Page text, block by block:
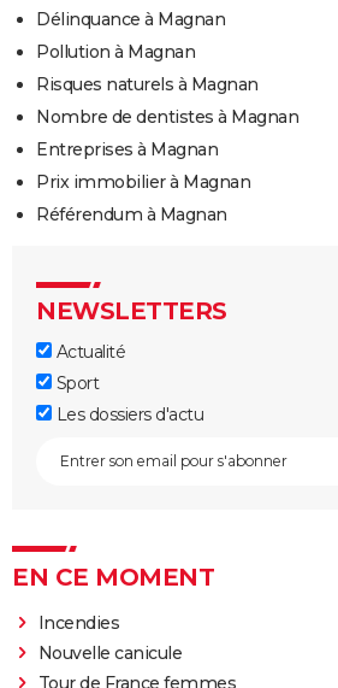
Délinquance à Magnan
Pollution à Magnan
Risques naturels à Magnan
Nombre de dentistes à Magnan
Entreprises à Magnan
Prix immobilier à Magnan
Référendum à Magnan
NEWSLETTERS
Actualité
Sport
Les dossiers d'actu
EN CE MOMENT
Incendies
Nouvelle canicule
Tour de France femmes